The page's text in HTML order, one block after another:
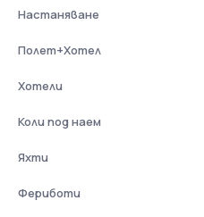
Настаняване
Полет+Хотел
Хотели
Коли под наем
Яхти
Фериботи